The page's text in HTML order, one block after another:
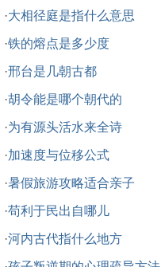
·大相径庭是指什么意思
·铁的熔点是多少度
·邢台是几朝古都
·胡令能是哪个朝代的
·为有源头活水来全诗
·加速度与位移公式
·暑假旅游攻略适合亲子
·苟利于民出自哪儿
·河内古代指什么地方